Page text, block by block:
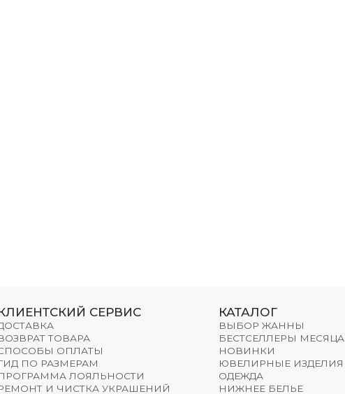
СЕРВИС
ТОВАРА
ОПЛАТЫ
ПО РАЗМЕРАМ
ЛОЯЛЬНОСТИ
И ЧИСТКА УКРАШЕНИЙ
КАТАЛОГ
ВЫБОР ЖАННЫ
БЕСТСЕЛЛЕРЫ МЕСЯЦА
НОВИНКИ
ЮВЕЛИРНЫЕ ИЗДЕЛИЯ
ОДЕЖДА
НИЖНЕЕ БЕЛЬЕ